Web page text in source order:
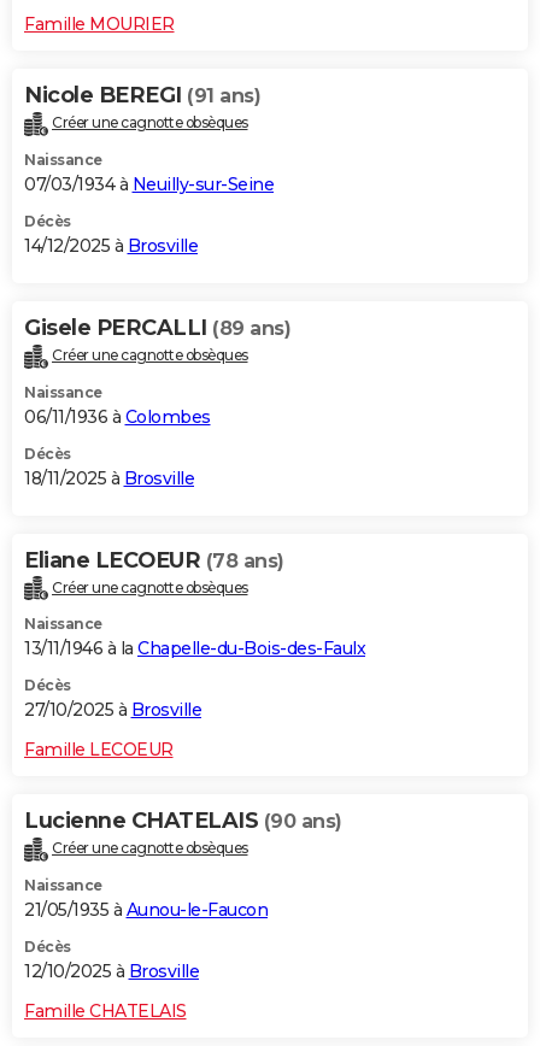
Famille MOURIER
Nicole BEREGI (91 ans)
Créer une cagnotte obsèques
Naissance
07/03/1934 à Neuilly-sur-Seine
Décès
14/12/2025 à Brosville
Gisele PERCALLI (89 ans)
Créer une cagnotte obsèques
Naissance
06/11/1936 à Colombes
Décès
18/11/2025 à Brosville
Eliane LECOEUR (78 ans)
Créer une cagnotte obsèques
Naissance
13/11/1946 à la Chapelle-du-Bois-des-Faulx
Décès
27/10/2025 à Brosville
Famille LECOEUR
Lucienne CHATELAIS (90 ans)
Créer une cagnotte obsèques
Naissance
21/05/1935 à Aunou-le-Faucon
Décès
12/10/2025 à Brosville
Famille CHATELAIS